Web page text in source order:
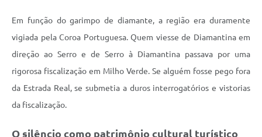
Em função do garimpo de diamante, a região era duramente
vigiada pela Coroa Portuguesa. Quem viesse de Diamantina em
direção ao Serro e de Serro à Diamantina passava por uma
rigorosa fiscalização em Milho Verde. Se alguém fosse pego fora
da Estrada Real, se submetia a duros interrogatórios e vistorias
da fiscalização.
O silêncio como patrimônio cultural turístico